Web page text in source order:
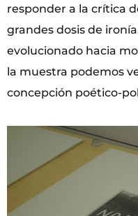
responder a la crítica
grandes dosis de
evolucionado hacia
la muestra podemos
concepción poético-